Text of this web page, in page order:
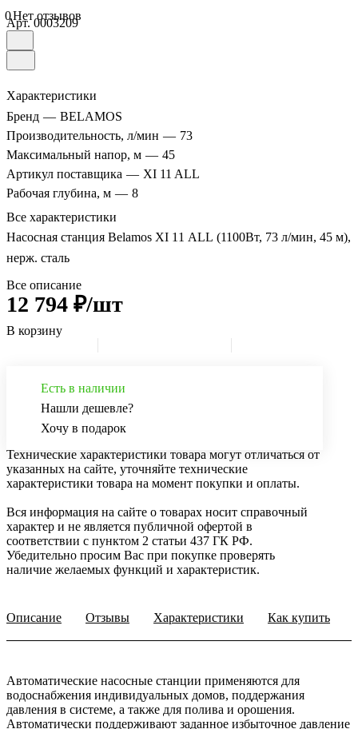
0Нет отзывов
Арт.0003209
Характеристики
Бренд — BELAMOS
Производительность, л/мин — 73
Максимальный напор, м — 45
Артикул поставщика — XI 11 ALL
Рабочая глубина, м — 8
Все характеристики
Насосная станция Belamos XI 11 ALL (1100Вт, 73 л/мин, 45 м),
нерж. сталь
Все описание
12 794 ₽/шт
В корзину
Есть в наличии
Нашли дешевле?
Хочу в подарок
Технические характеристики товара могут отличаться от
указанных на сайте, уточняйте технические
характеристики товара на момент покупки и оплаты.
Вся информация на сайте о товарах носит справочный
характер и не является публичной офертой в
соответствии с пунктом 2 статьи 437 ГК РФ.
Убедительно просим Вас при покупке проверять
наличие желаемых функций и характеристик.
Описание Отзывы Характеристики Как купить
Автоматические насосные станции применяются для
водоснабжения индивидуальных домов, поддержания
давления в системе, а также для полива и орошения.
Автоматически поддерживают заданное избыточное давление